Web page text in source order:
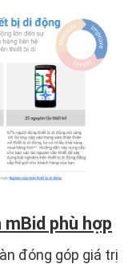
phù hợp
đóng góp giá trị